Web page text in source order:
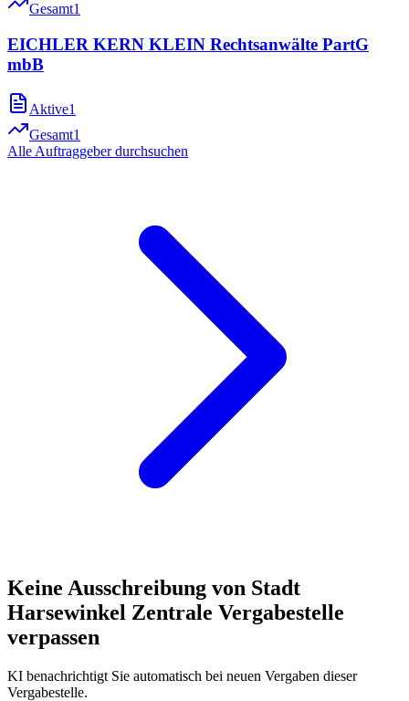
Gesamt1
EICHLER KERN KLEIN Rechtsanwälte PartG
mbB
Aktive1
Gesamt1
Alle Auftraggeber durchsuchen
Keine Ausschreibung von Stadt
Harsewinkel Zentrale Vergabestelle
verpassen
KI benachrichtigt Sie automatisch bei neuen Vergaben dieser
Vergabestelle.